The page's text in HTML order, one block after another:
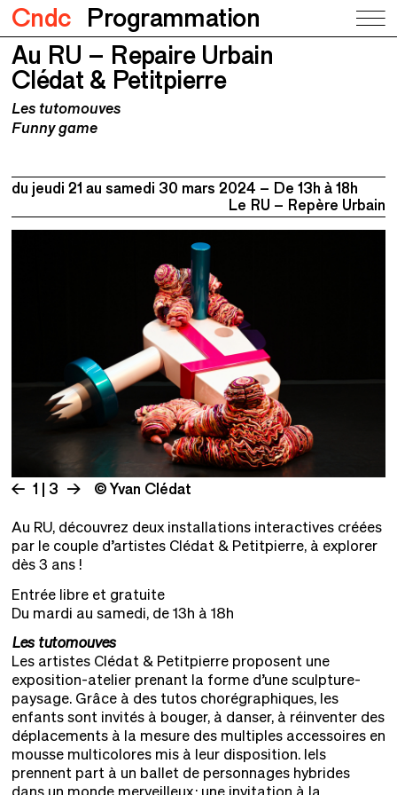
Cndc Programmation
Au RU – Repaire Urbain
Clédat & Petitpierre
Au RU – Repaire Urbain
Clédat & Petitpierre
Les tutomouves
Funny game
du jeudi 21 au samedi 30 mars 2024
De 13h à 18h
Le RU – Repère Urbain
1 | 3 © Yvan Clédat
Au RU, découvrez deux installations interactives créées
par le couple d’artistes Clédat & Petitpierre, à explorer
dès 3 ans !
Entrée libre et gratuite
Du mardi au samedi, de 13h à 18h
Les tutomouves
Les artistes Clédat & Petitpierre proposent une
exposition-atelier prenant la forme d’une sculpture-
paysage. Grâce à des tutos chorégraphiques, les
enfants sont invités à bouger, à danser, à réinventer des
déplacements à la mesure des multiples accessoires en
mousse multicolores mis à leur disposition. Iels
prennent part à un ballet de personnages hybrides